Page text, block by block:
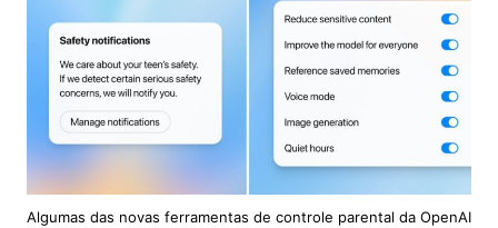
Algumas das novas ferramentas de controle parental da OpenAI